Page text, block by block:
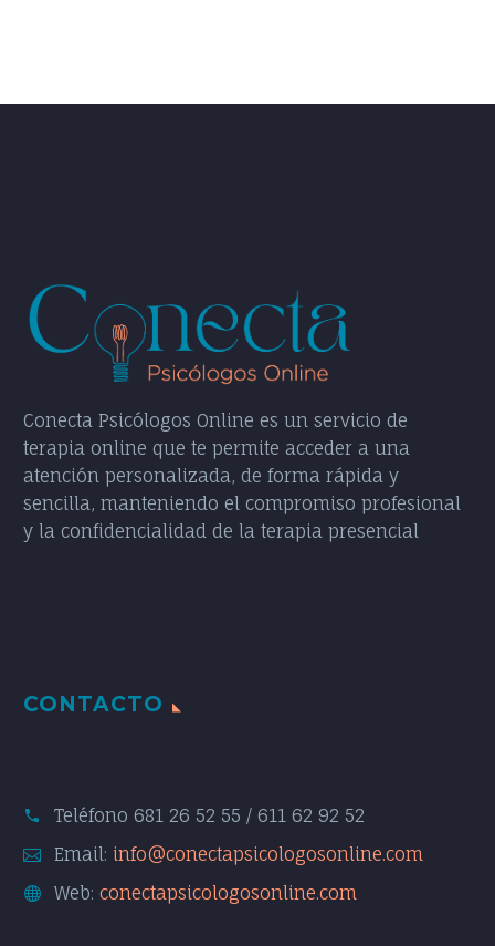
Conecta Psicólogos Online es un servicio de
terapia online que te permite acceder a una
atención personalizada, de forma rápida y
sencilla, manteniendo el compromiso profesional
y la confidencialidad de la terapia presencial
CONTACTO
Teléfono 681 26 52 55 / 611 62 92 52
Email: info@conectapsicologosonline.com
Web: conectapsicologosonline.com